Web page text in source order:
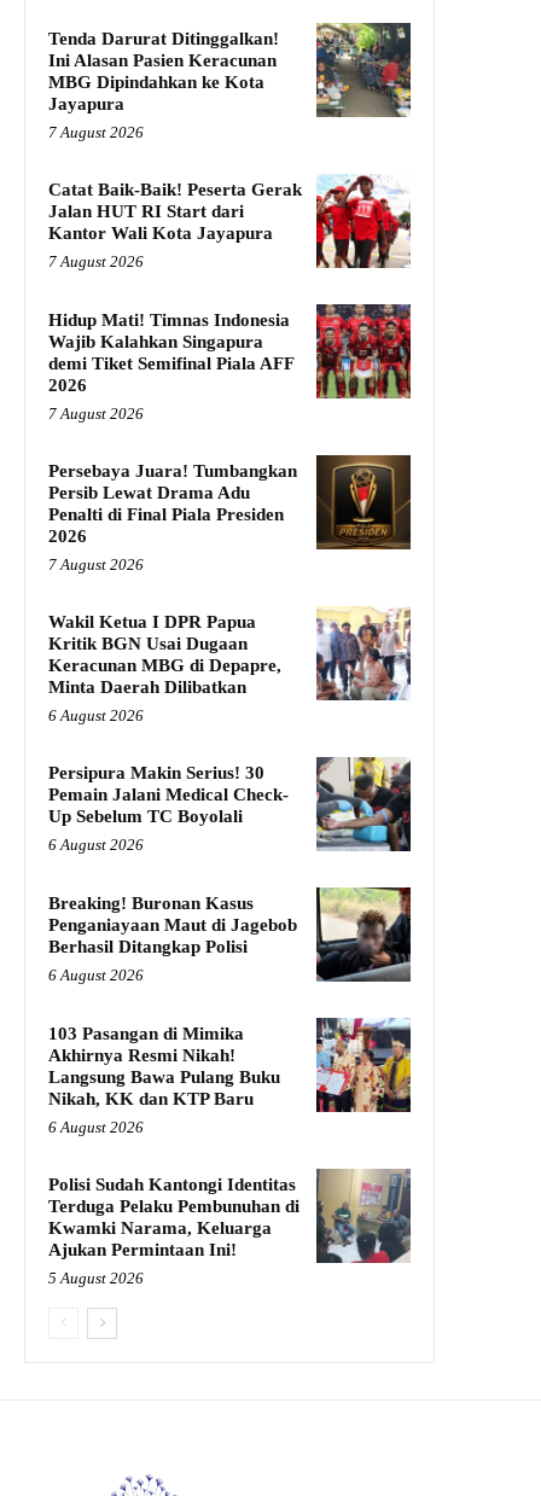
Tenda Darurat Ditinggalkan!
Ini Alasan Pasien Keracunan
MBG Dipindahkan ke Kota
Jayapura
7 August 2026
Catat Baik-Baik! Peserta Gerak
Jalan HUT RI Start dari
Kantor Wali Kota Jayapura
7 August 2026
Hidup Mati! Timnas Indonesia
Wajib Kalahkan Singapura
demi Tiket Semifinal Piala AFF
2026
7 August 2026
Persebaya Juara! Tumbangkan
Persib Lewat Drama Adu
Penalti di Final Piala Presiden
2026
7 August 2026
Wakil Ketua I DPR Papua
Kritik BGN Usai Dugaan
Keracunan MBG di Depapre,
Minta Daerah Dilibatkan
6 August 2026
Persipura Makin Serius! 30
Pemain Jalani Medical Check-
Up Sebelum TC Boyolali
6 August 2026
Breaking! Buronan Kasus
Penganiayaan Maut di Jagebob
Berhasil Ditangkap Polisi
6 August 2026
103 Pasangan di Mimika
Akhirnya Resmi Nikah!
Langsung Bawa Pulang Buku
Nikah, KK dan KTP Baru
6 August 2026
Polisi Sudah Kantongi Identitas
Terduga Pelaku Pembunuhan di
Kwamki Narama, Keluarga
Ajukan Permintaan Ini!
5 August 2026